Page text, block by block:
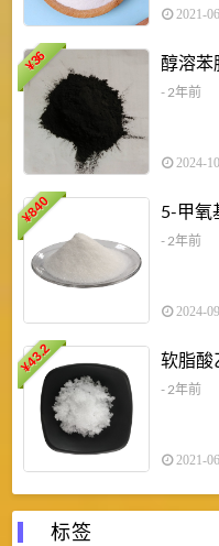
2021-
¥
36 醇溶苯
- 2年前
2024-
¥
840 5-甲氧
- 2年前
2024-
¥
43.2 软脂酸
- 2年前
2021-
标签